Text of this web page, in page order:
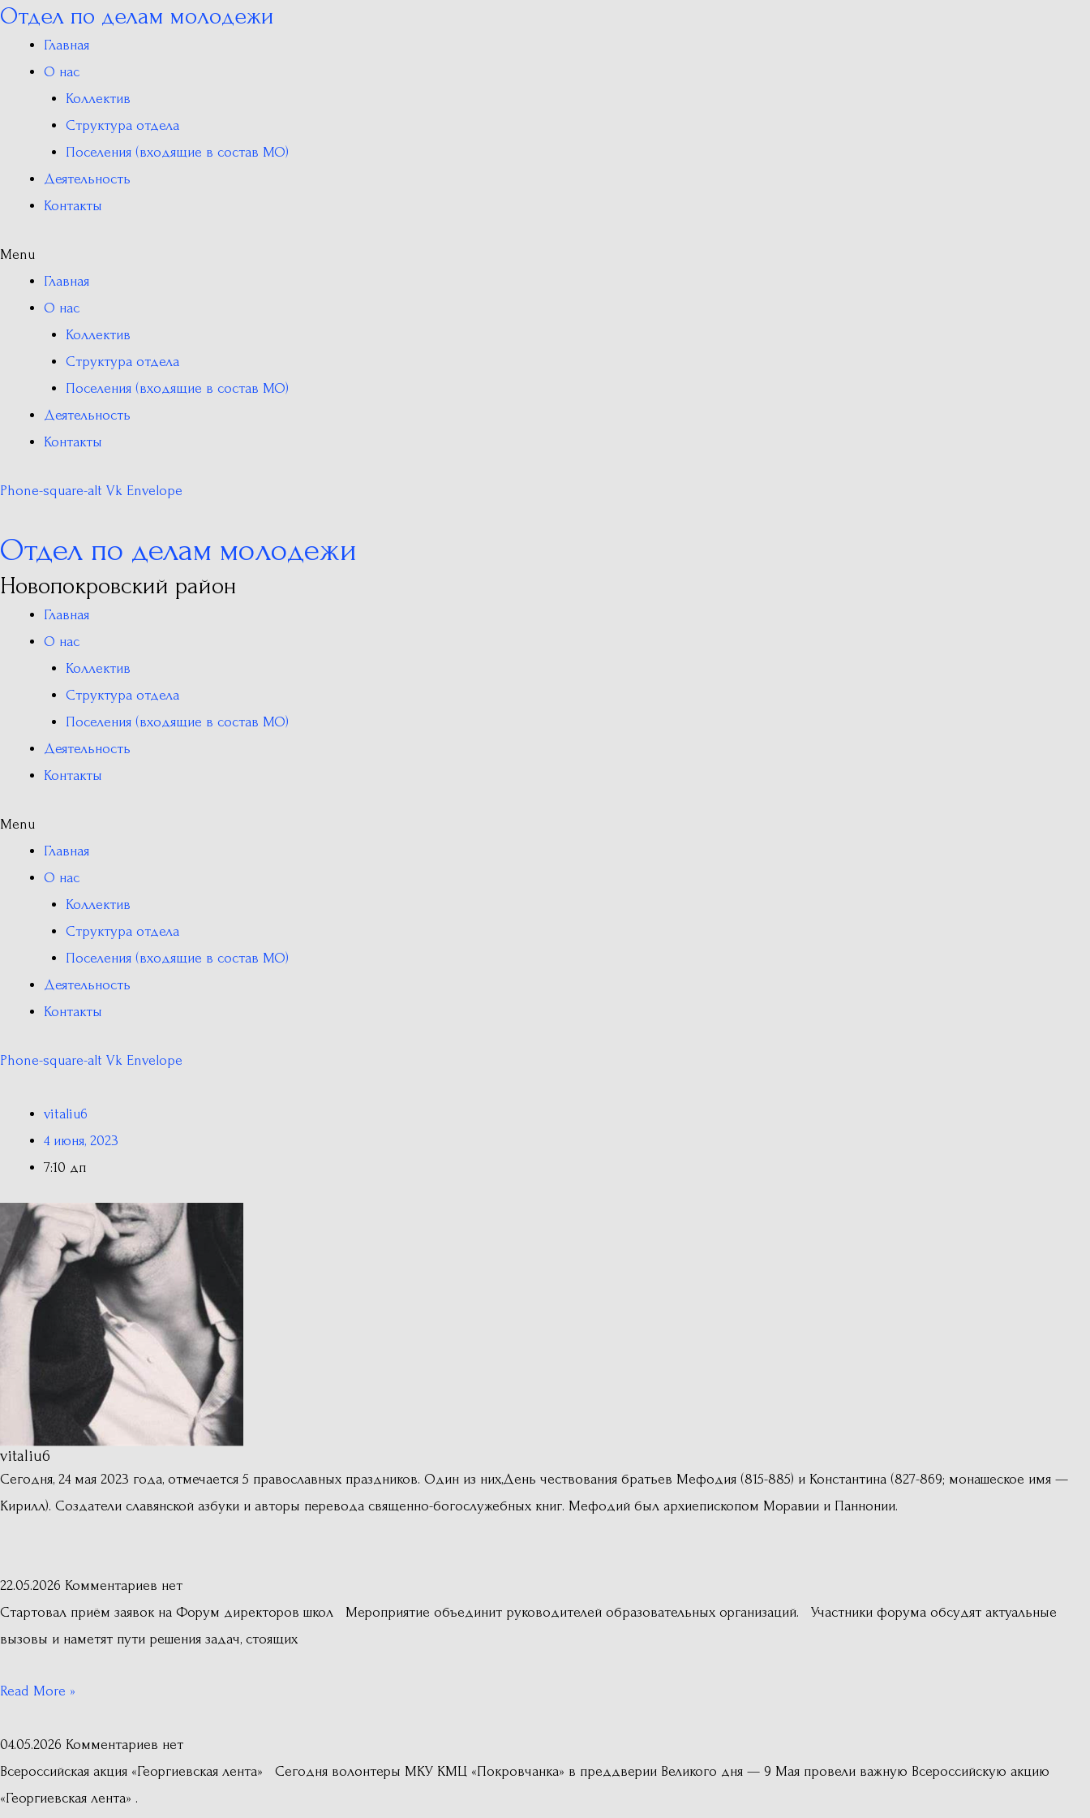
Перейти
содержимому
Отдел по делам молодежи
Главная
О нас
Коллектив
Структура отдела
Поселения (входящие в состав МО)
Деятельность
Контакты
Menu
Главная
О нас
Коллектив
Структура отдела
Поселения (входящие в состав МО)
Деятельность
Контакты
Phone-square-alt Vk Envelope
Отдел по делам молодежи
Новопокровский район
Главная
О нас
Коллектив
Структура отдела
Поселения (входящие в состав МО)
Деятельность
Контакты
Menu
Главная
О нас
Коллектив
Структура отдела
Поселения (входящие в состав МО)
Деятельность
Контакты
Phone-square-alt Vk Envelope
vitaliu6
4 июня, 2023
7:10 дп
vitaliu6
Сегодня, 24 мая 2023 года, отмечается 5 православных праздников. Один из них,День чествования братьев Мефодия (815-885) и Константина (827-869; монашеское имя —
Кирилл). Создатели славянской азбуки и авторы перевода священно-богослужебных книг. Мефодий был архиепископом Моравии и Паннонии.
22.05.2026 Комментариев нет
Стартовал приём заявок на Форум директоров школ Мероприятие объединит руководителей образовательных организаций. Участники форума обсудят актуальные
вызовы и наметят пути решения задач, стоящих
Read More »
04.05.2026 Комментариев нет
Всероссийская акция «Георгиевская лента» Сегодня волонтеры МКУ КМЦ «Покровчанка» в преддверии Великого дня — 9 Мая провели важную Всероссийскую акцию
«Георгиевская лента» .